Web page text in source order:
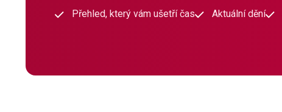
Přehled, který vám ušetří čas Aktuální dění